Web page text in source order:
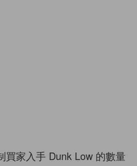
買家入手 Dunk Low 的數量